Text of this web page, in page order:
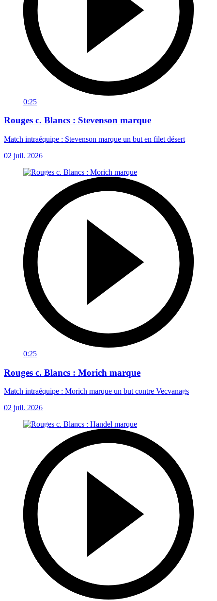
0:25
Rouges c. Blancs : Stevenson marque
Match intraéquipe : Stevenson marque un but en filet désert
02 juil. 2026
0:25
Rouges c. Blancs : Morich marque
Match intraéquipe : Morich marque un but contre Vecvanags
02 juil. 2026